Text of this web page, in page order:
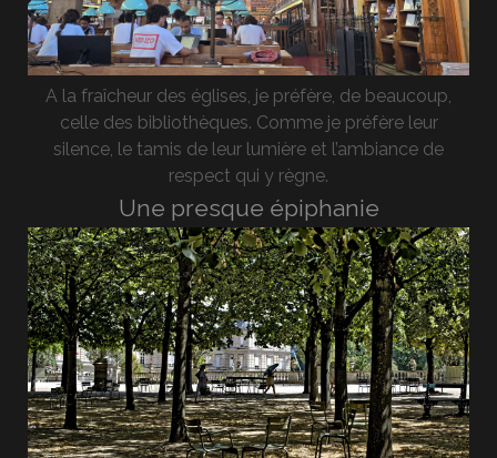
A la fraîcheur des églises, je préfère, de beaucoup,
celle des bibliothèques. Comme je préfère leur
silence, le tamis de leur lumière et l’ambiance de
respect qui y règne.
Une presque épiphanie